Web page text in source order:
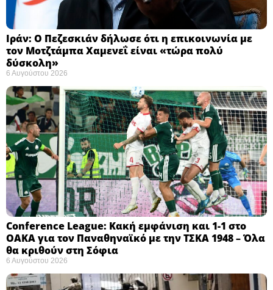
Ιράν: Ο Πεζεσκιάν δήλωσε ότι η επικοινωνία με
τον Μοτζτάμπα Χαμενεΐ είναι «τώρα πολύ
δύσκολη» ​
6 Αυγούστου 2026
Conference League: Κακή εμφάνιση και 1-1 στο
ΟΑΚΑ για τον Παναθηναϊκό με την ΤΣΚΑ 1948 – Όλα
θα κριθούν στη Σόφια ​
6 Αυγούστου 2026